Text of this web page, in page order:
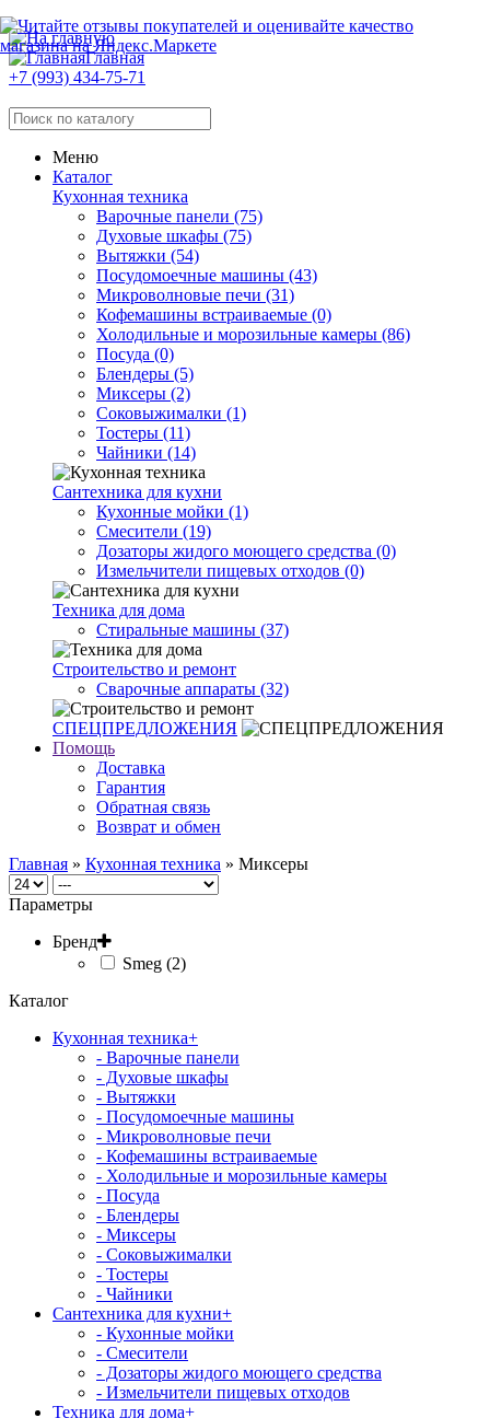
Главная
+7 (993) 434-75-71
Меню
Каталог
Кухонная техника
Варочные панели (75)
Духовые шкафы (75)
Вытяжки (54)
Посудомоечные машины (43)
Микроволновые печи (31)
Кофемашины встраиваемые (0)
Холодильные и морозильные камеры (86)
Посуда (0)
Блендеры (5)
Миксеры (2)
Соковыжималки (1)
Тостеры (11)
Чайники (14)
Сантехника для кухни
Кухонные мойки (1)
Смесители (19)
Дозаторы жидого моющего средства (0)
Измельчители пищевых отходов (0)
Техника для дома
Стиральные машины (37)
Строительство и ремонт
Сварочные аппараты (32)
СПЕЦПРЕДЛОЖЕНИЯ
Помощь
Доставка
Гарантия
Обратная связь
Возврат и обмен
Главная » Кухонная техника » Миксеры
Параметры
Бренд
Smeg (2)
Каталог
Кухонная техника+
- Варочные панели
- Духовые шкафы
- Вытяжки
- Посудомоечные машины
- Микроволновые печи
- Кофемашины встраиваемые
- Холодильные и морозильные камеры
- Посуда
- Блендеры
- Миксеры
- Соковыжималки
- Тостеры
- Чайники
Сантехника для кухни+
- Кухонные мойки
- Смесители
- Дозаторы жидого моющего средства
- Измельчители пищевых отходов
Техника для дома+